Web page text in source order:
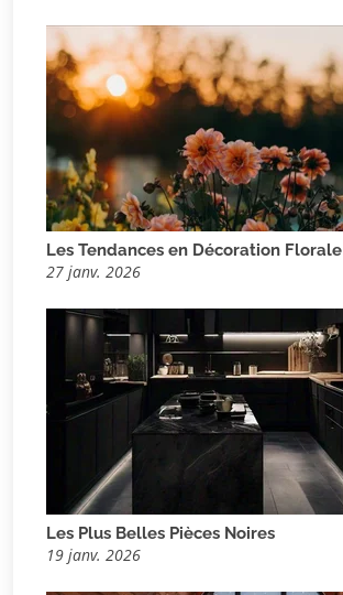
Les Tendances en Décoration Florale
27 janv. 2026
Les Plus Belles Pièces Noires
19 janv. 2026